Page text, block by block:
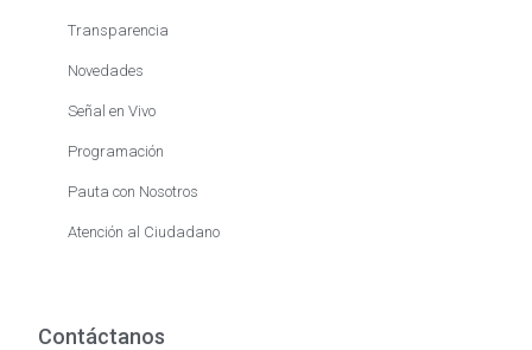
Transparencia
Novedades
Señal en Vivo
Programación
Pauta con Nosotros
Atención al Ciudadano
Contáctanos